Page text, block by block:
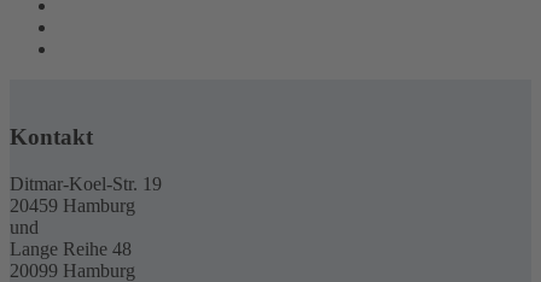
Kontakt
Ditmar-Koel-Str. 19
20459 Hamburg
und
Lange Reihe 48
20099 Hamburg